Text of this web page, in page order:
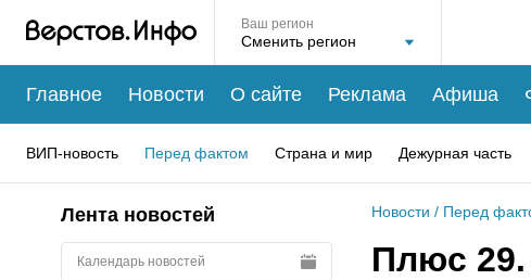
Ваш регион
Главное Новости О сайте Реклама Афиша
ВИП-новость Перед фактом Страна и мир Дежурная часть
Лента новостей
Календарь новостей
Новости / Перед
Плюс